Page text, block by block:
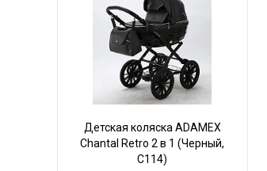
Детская коляска ADAMEX
Chantal Retro 2 в 1 (Черный,
C114)